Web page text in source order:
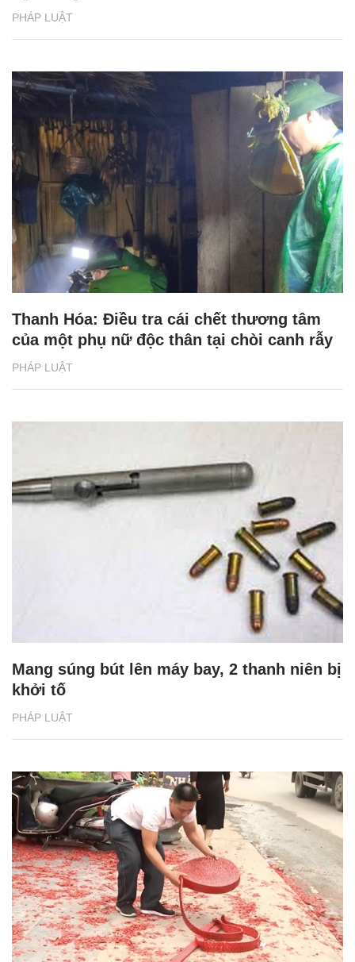
PHÁP LUẬT
PHÁP LUẬT
Thanh Hóa: Điều tra cái chết thương tâm
của một phụ nữ độc thân tại chòi canh rẫy
PHÁP LUẬT
Mang súng bút lên máy bay, 2 thanh niên bị
khởi tố